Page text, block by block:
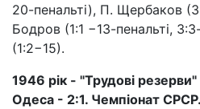
20-пенальті), П. Щербаков
Бодров (1:1 −13-пенальті,
(1:2−15).
1946 рік - "Трудові
Одеса - 2:1. Чемпіонат СРСР.